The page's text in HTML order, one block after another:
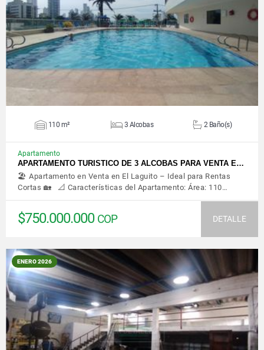
VER DETALLES
110 m² 3 Alcobas 2 Baño(s)
Apartamento
APARTAMENTO TURISTICO DE 3 ALCOBAS PARA VENTA E…
🏖️ Apartamento en Venta en El Laguito – Ideal para Rentas
Cortas 🏡 📐 Características del Apartamento: Área: 110…
$750.000.000 COP DETALLE
ENERO 2026
VER DETALLES